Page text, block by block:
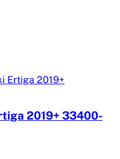
2019+ 33400-